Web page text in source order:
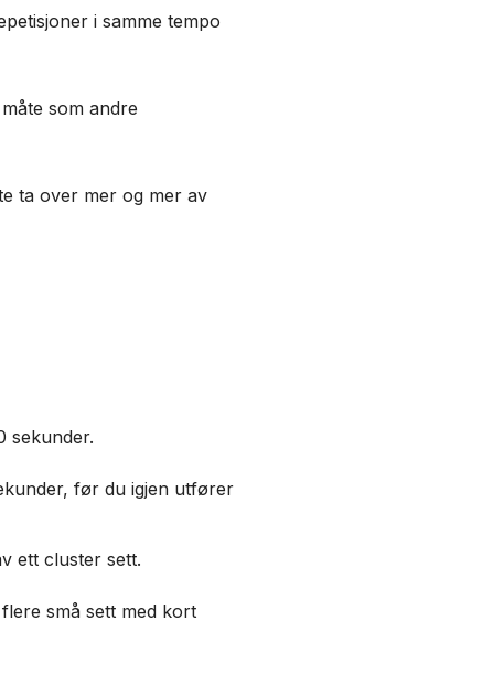
i samme tempo
som andre
ta over mer og mer av
sekunder.
før du igjen utfører
ett cluster sett.
små sett med kort